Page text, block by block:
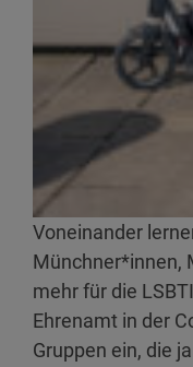
Voneinander
Münchner*innen,
mehr für die
Ehrenamt in der
Gruppen ein, die